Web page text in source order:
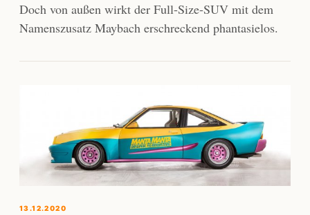
Doch von außen wirkt der Full-Size-SUV mit dem
Namenszusatz Maybach erschreckend phantasielos.
13.12.2020